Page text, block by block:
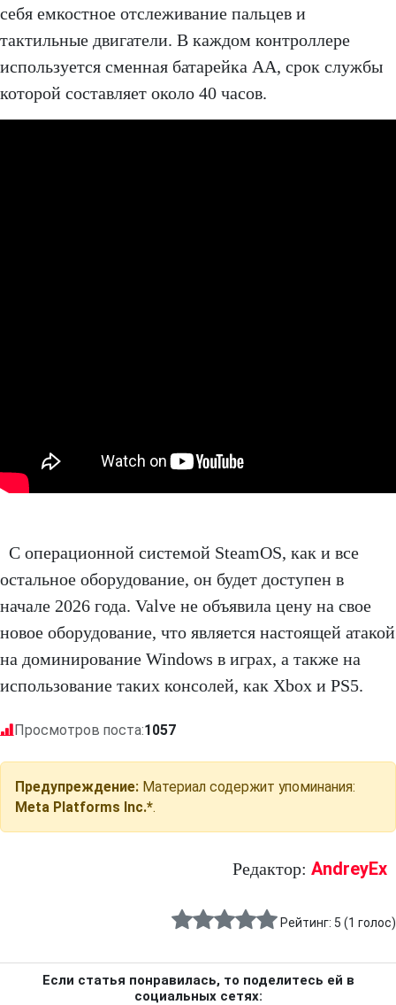
себя емкостное отслеживание пальцев и
тактильные двигатели. В каждом контроллере
используется сменная батарейка АА, срок службы
которой составляет около 40 часов.
С операционной системой SteamOS, как и все
остальное оборудование, он будет доступен в
начале 2026 года. Valve не объявила цену на свое
новое оборудование, что является настоящей атакой
на доминирование Windows в играх, а также на
использование таких консолей, как Xbox и PS5.
Просмотров поста:1057
Предупреждение: Материал содержит упоминания:
Meta Platforms Inc.*.
Редактор: AndreyEx
Рейтинг: 5 (1 голос)
Если статья понравилась, то поделитесь ей в
социальных сетях: